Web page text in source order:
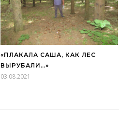
«ПЛАКАЛА САША, КАК ЛЕС
ВЫРУБАЛИ…»
03.08.2021